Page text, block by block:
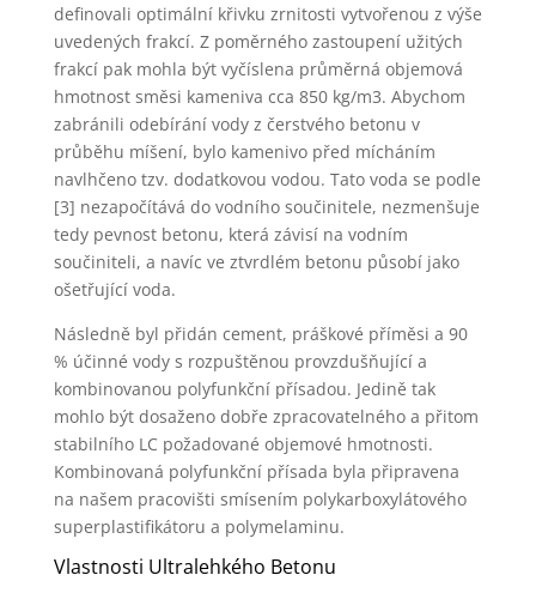
definovali optimální křivku zrnitosti vytvořenou z výše
uvedených frakcí. Z poměrného zastoupení užitých
frakcí pak mohla být vyčíslena průměrná objemová
hmotnost směsi kameniva cca 850 kg/m3. Abychom
zabránili odebírání vody z čerstvého betonu v
průběhu míšení, bylo kamenivo před mícháním
navlhčeno tzv. dodatkovou vodou. Tato voda se podle
[3] nezapočítává do vodního součinitele, nezmenšuje
tedy pevnost betonu, která závisí na vodním
součiniteli, a navíc ve ztvrdlém betonu působí jako
ošetřující voda.
Následně byl přidán cement, práškové příměsi a 90
% účinné vody s rozpuštěnou provzdušňující a
kombinovanou polyfunkční přísadou. Jedině tak
mohlo být dosaženo dobře zpracovatelného a přitom
stabilního LC požadované objemové hmotnosti.
Kombinovaná polyfunkční přísada byla připravena
na našem pracovišti smísením polykarboxylátového
superplastifikátoru a polymelaminu.
Vlastnosti Ultralehkého Betonu